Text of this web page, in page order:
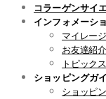
コラーゲンサイ
インフォメーシ
マイレー
お友達紹
トピックス
ショッピングガ
ショッピ